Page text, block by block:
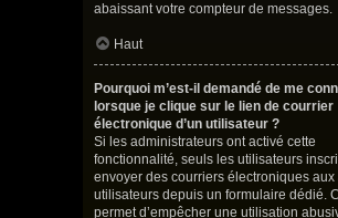
abaissant votre compteur de messages.
Haut
Pourquoi m’est-il demandé de me
lorsque je clique sur le lien de courrier
électronique d’un utilisateur ?
Si les administrateurs ont activé cette
fonctionnalité, seuls les utilisateurs
envoyer des courriers électroniques aux
utilisateurs depuis un formulaire dédié.
permet d’empêcher une utilisation